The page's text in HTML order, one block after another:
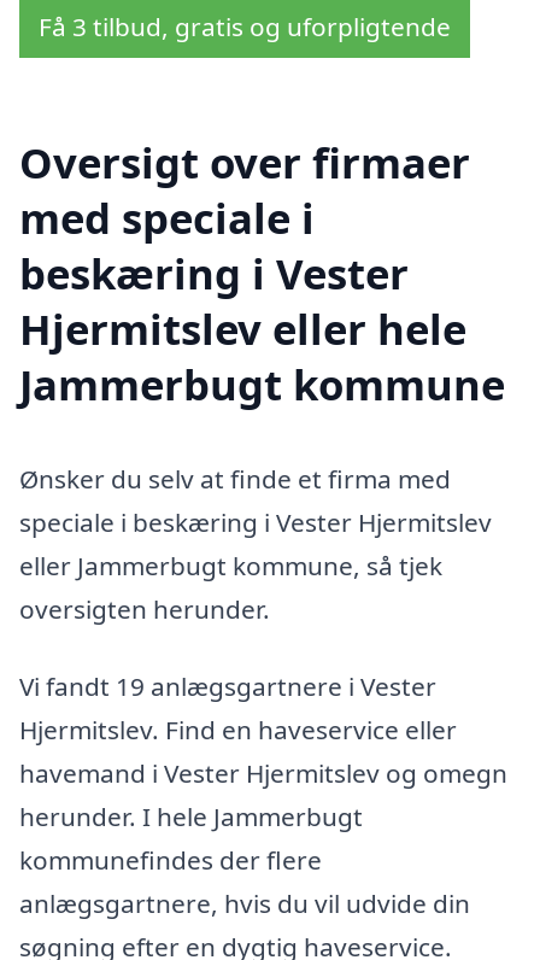
Få 3 tilbud, gratis og uforpligtende
Oversigt over firmaer
med speciale i
beskæring i Vester
Hjermitslev eller hele
Jammerbugt kommune
Ønsker du selv at finde et firma med
speciale i beskæring i Vester Hjermitslev
eller Jammerbugt kommune, så tjek
oversigten herunder.
Vi fandt 19 anlægsgartnere i Vester
Hjermitslev. Find en haveservice eller
havemand i Vester Hjermitslev og omegn
herunder. I hele Jammerbugt
kommunefindes der flere
anlægsgartnere, hvis du vil udvide din
søgning efter en dygtig haveservice.